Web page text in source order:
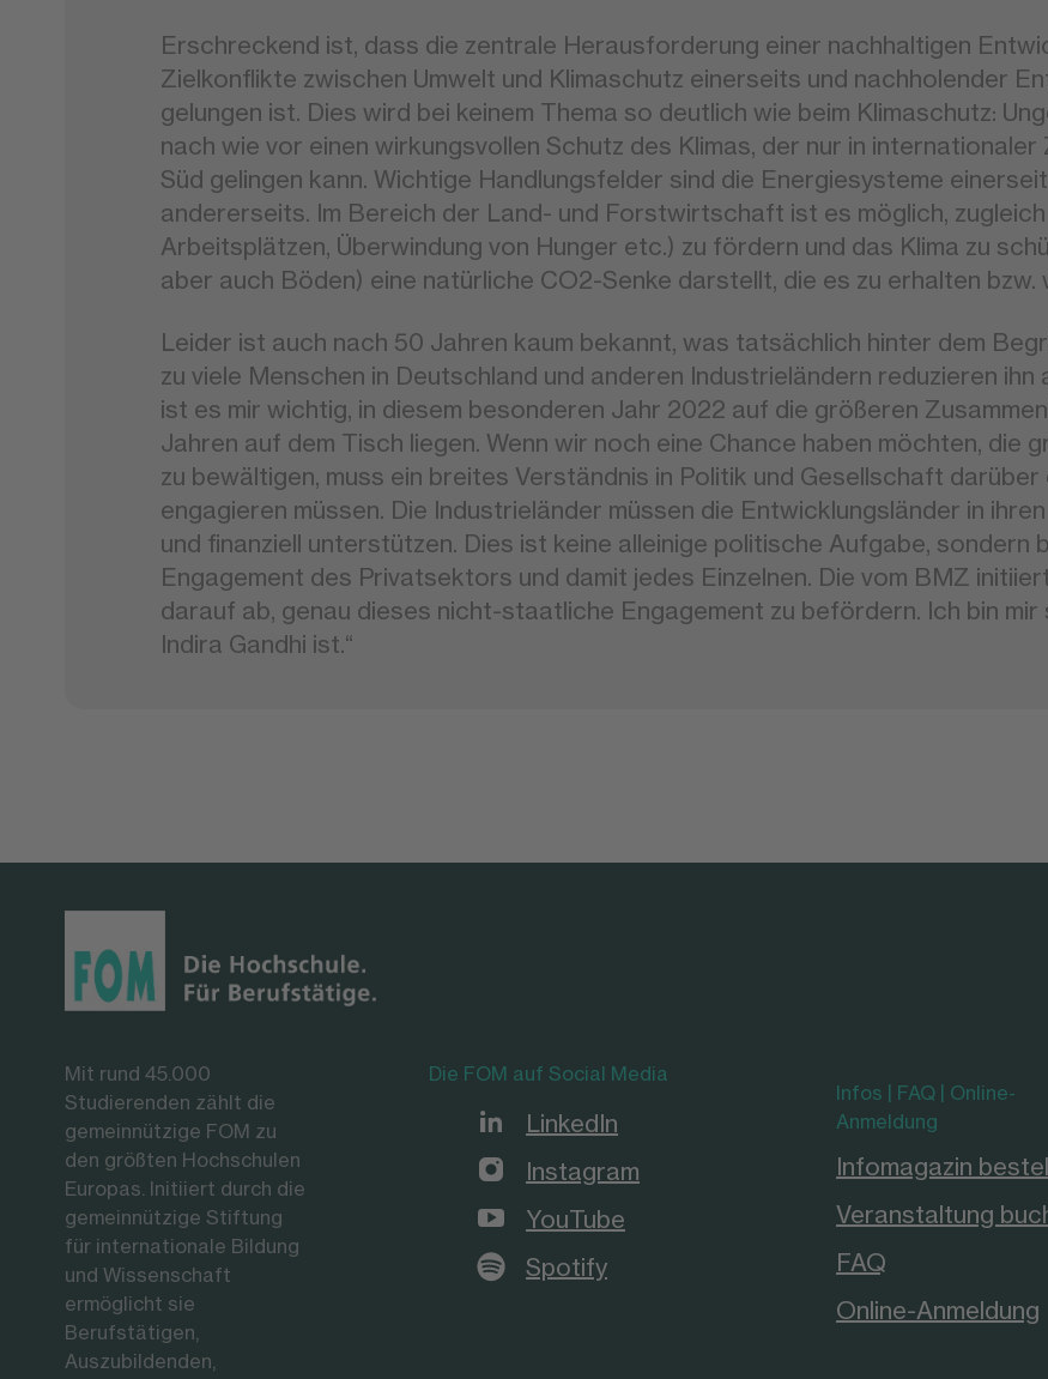
Erschreckend ist, dass die zentrale Herausforderung einer nachhaltigen
Zielkonflikte zwischen Umwelt und Klimaschutz einerseits und nachholender
gelungen ist. Dies wird bei keinem Thema so deutlich wie beim Klimaschutz:
nach wie vor einen wirkungsvollen Schutz des Klimas, der nur in
Süd gelingen kann. Wichtige Handlungsfelder sind die Energiesysteme
andererseits. Im Bereich der Land- und Forstwirtschaft ist es möglich,
Arbeitsplätzen, Überwindung von Hunger etc.) zu fördern und das Klima zu
aber auch Böden) eine natürliche CO2-Senke darstellt, die es zu erhalten bzw.
Leider ist auch nach 50 Jahren kaum bekannt, was tatsächlich hinter dem
zu viele Menschen in Deutschland und anderen Industrieländern reduzieren
ist es mir wichtig, in diesem besonderen Jahr 2022 auf die größeren
Jahren auf dem Tisch liegen. Wenn wir noch eine Chance haben möchten, die
zu bewältigen, muss ein breites Verständnis in Politik und Gesellschaft
engagieren müssen. Die Industrieländer müssen die Entwicklungsländer in
und finanziell unterstützen. Dies ist keine alleinige politische Aufgabe, sondern
Engagement des Privatsektors und damit jedes Einzelnen. Die vom BMZ
darauf ab, genau dieses nicht-staatliche Engagement zu befördern. Ich bin mir
Indira Gandhi ist.“
Mit rund 45.000
Studierenden zählt die
gemeinnützige FOM zu
den größten Hochschulen
Europas. Initiiert durch die
gemeinnützige Stiftung
für internationale Bildung
und Wissenschaft
ermöglicht sie
Berufstätigen,
Auszubildenden,
Die FOM auf Social Media
LinkedIn
Instagram
YouTube
Spotify
Infos | FAQ | Online-
Anmeldung
Infomagazin
Veranstaltung
FAQ
Online-Anmeldung